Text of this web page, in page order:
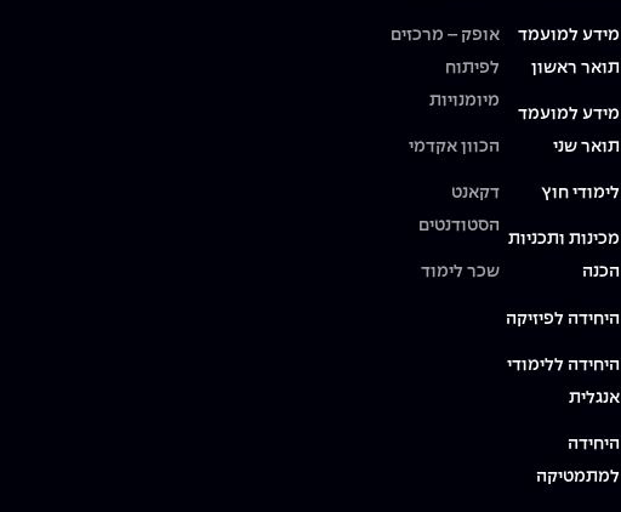
מידע למועמד
תואר ראשון
מידע למועמד
תואר שני
לימודי חוץ
מכינות ותכניות
הכנה
היחידה לפיזיקה
היחידה ללימודי
אנגלית
היחידה
למתמטיקה
אופק – מרכזים
לפיתוח
מיומנויות
הכוון אקדמי
דקאנט
הסטודנטים
שכר לימוד